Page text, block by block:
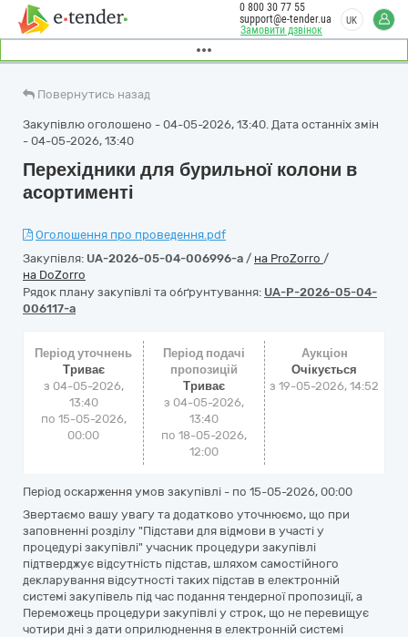
Замовити дзвінок
0 800 30 77 55
support@e-tender.ua
UK
Повернутись назад
Закупівлю оголошено - 04-05-2026, 13:40. Дата останніх змін
- 04-05-2026, 13:40
Перехідники для бурильної колони в
асортименті
Оголошення про проведення.pdf
Закупівля: UA-2026-05-04-006996-a / на ProZorro /
на DoZorro
Рядок плану закупівлі та обґрунтування: UA-P-2026-05-04-
006117-a
Період уточнень
Триває
з 04-05-2026,
13:40
по 15-05-2026,
00:00
Період подачі
пропозицій
Триває
з 04-05-2026,
13:40
по 18-05-2026,
12:00
Аукціон
Очікується
з19-05-2026, 14:52
Період оскарження умов закупівлі - по 15-05-2026, 00:00
Звертаємо вашу увагу та додатково уточнюємо, що при
заповненні розділу "Підстави для відмови в участі у
процедурі закупівлі" учасник процедури закупівлі
підтверджує відсутність підстав, шляхом самостійного
декларування відсутності таких підстав в електронній
системі закупівель під час подання тендерної пропозиції, а
Переможець процедури закупівлі у строк, що не перевищує
чотири дні з дати оприлюднення в електронній системі